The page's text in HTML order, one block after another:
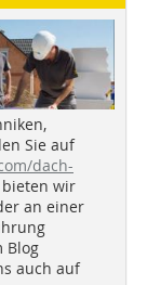
Sie auf
dach-
wir
an einer
Blog
auch auf